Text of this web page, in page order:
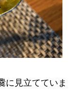
に見立てていま